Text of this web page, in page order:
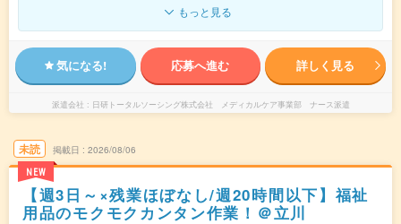
もっと見る
気になる! 応募へ進む 詳しく見る
派遣会社 日研トータルソーシング株式会社 メディカルケア事業部 ナース派遣
未読
NEW
掲載日 2026/08/06
【週3日～×残業ほぼなし/週20時間以下】福祉
用品のモクモクカンタン作業！＠立川